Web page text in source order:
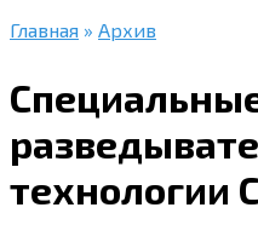
Главная » Архив
технологии